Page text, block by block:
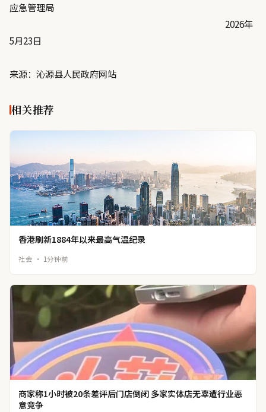
应急管理局
2026年
5月23日
来源：沁源县人民政府网站
相关推荐
香港刷新1884年以来最高气温纪录
社会 · 1分钟前
商家称1小时被20条差评后门店倒闭 多家实体店无辜遭行业恶
意竞争